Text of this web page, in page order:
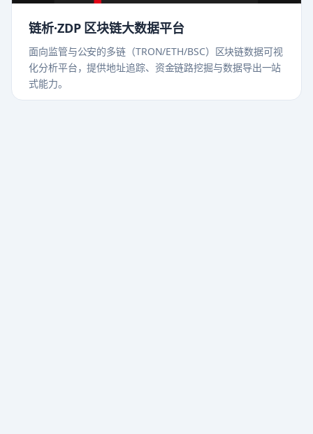
链析·ZDP 区块链大数据平台
面向监管与公安的多链（TRON/ETH/BSC）区块链数据可视
化分析平台，提供地址追踪、资金链路挖掘与数据导出一站
式能力。